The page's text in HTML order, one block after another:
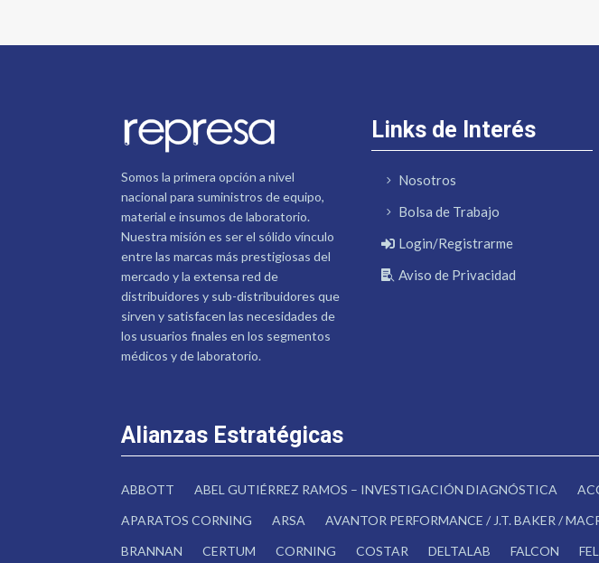
Somos la primera opción a nivel
nacional para suministros de equipo,
material e insumos de laboratorio.
Nuestra misión es ser el sólido vínculo
entre las marcas más prestigiosas del
mercado y la extensa red de
distribuidores y sub-distribuidores que
sirven y satisfacen las necesidades de
los usuarios finales en los segmentos
médicos y de laboratorio.
Links de Interés
Nosotros
Bolsa de Trabajo
Login/Registrarme
Aviso de Privacidad
Alianzas Estratégicas
ABBOTT ABEL GUTIÉRREZ RAMOS – INVESTIGACIÓN DIAGNÓSTICA
APARATOS CORNING
ARSA AVANTOR PERFORMANCE / J.T. BAKER /
BRANNAN
CERTUM CORNING COSTAR DELTALAB FALCON